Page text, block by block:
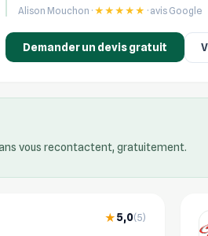
Alison Mouchon · ★★★★★ · avis Google
Demander un devis gratuit
vous recontactent, gratuitement.
★5,0(5)